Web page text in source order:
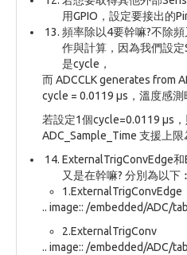
用GPIO，設定要接出的
頻率除以4要幹嘛?不除
作與計算，因為我們設
是cycle，
而 ADCCLK generates from
cycle = 0.0119 µs，溫度感測
若設定1個cycle=0.0119 µs
ADC_Sample_Time 支援上限
ExternalTrigConvEdge
又是在幹嘛? 分別為以下︰
1.ExternalTrigConvEdge
.. image:: /embedded/ADC/
2.ExternalTrigConv
.. image:: /embedded/ADC/